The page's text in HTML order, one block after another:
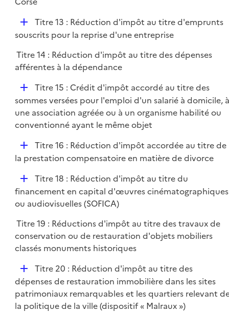
D
é
l
i
Titre 13 : Réduction d'impôt au titre d'emprunts
souscrits pour la reprise d'une entreprise
Titre 14 : Réduction d'impôt au titre des dépenses
afférentes à la dépendance
D
é
p
l
r
Titre 15 : Crédit d'impôt accordé au titre des
sommes versées pour l'emploi d'un salarié à domicile, à
une association agréée ou à un organisme habilité ou
conventionné ayant le même objet
D
é
i
e
Titre 16 : Réduction d'impôt accordée au titre de
la prestation compensatoire en matière de divorce
D
é
p
i
e
r
Titre 18 : Réduction d'impôt au titre du
financement en capital d'œuvres cinématographiques
ou audiovisuelles (SOFICA)
Titre 19 : Réductions d'impôt au titre des travaux de
conservation ou de restauration d'objets mobiliers
classés monuments historiques
D
é
p
l
Titre 20 : Réduction d'impôt au titre des
dépenses de restauration immobilière dans les sites
patrimoniaux remarquables et les quartiers relevant
la politique de la ville (dispositif « Malraux »)